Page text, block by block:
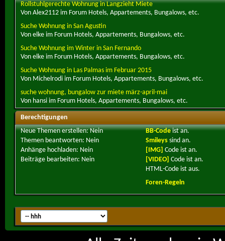
Rollstuhlgerechte Wohnung in Langzieht Miete
Von Alex2112 im Forum Hotels, Appartements, Bungalows, etc.
Suche Wohnung in San Agustin
Von elke im Forum Hotels, Appartements, Bungalows, etc.
Suche Wohnung im Winter in San Fernando
Von elke im Forum Hotels, Appartements, Bungalows, etc.
Suche Wohnung in Las Palmas im Februar 2015
Von Michelrodi im Forum Hotels, Appartements, Bungalows, etc.
suche wohnung, bungalow zur miete märz-april-mai
Von hansi im Forum Hotels, Appartements, Bungalows, etc.
Berechtigungen
Neue Themen erstellen:Nein
Themen beantworten: Nein
Anhänge hochladen: Nein
Beiträge bearbeiten: Nein
BB-Codeistan.
Smileyssind an.
[IMG] Code ist an.
[VIDEO] Code ist an.
HTML-Code ist aus.
Foren-Regeln